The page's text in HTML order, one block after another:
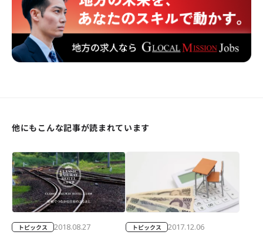
他にもこんな記事が読まれています
トピックス 2018.08.27 トピックス 2017.12.06